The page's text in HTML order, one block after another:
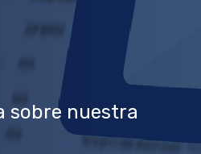
sobre nuestra